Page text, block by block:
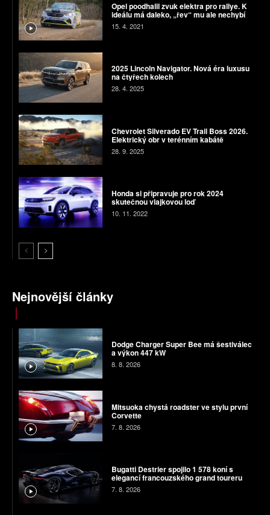
Opel poodhalil zvuk elektra pro rallye. K
ideálu má daleko, „řev“ mu ale nechybí
15. 4. 2021
2025 Lincoln Navigator. Nová éra luxusu
na čtyřech kolech
28. 4. 2025
Chevrolet Silverado EV Trail Boss 2026.
Elektrický obr v terénním kabátě
28. 9. 2025
Honda si připravuje pro rok 2024
skutečnou vlajkovou loď
10. 11. 2022
Nejnovější články
Dodge Charger Super Bee má šestiválec
a výkon 447 kW
8. 8. 2026
Mitsuoka chystá roadster ve stylu první
Corvette
7. 8. 2026
Bugatti Destrier spojilo 1 578 koní s
elegancí francouzského grand toureru
7. 8. 2026